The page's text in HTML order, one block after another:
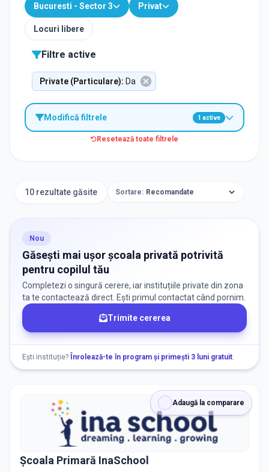
Bucuresti - Sector 3 Privat
Locuri libere
Filtre active
Private (Particulare): Da
Modifică filtrele 1 active
Resetează toate filtrele
Nu există informații despre locuri libere
Nu există informații despre job-uri
PRIVAT / DE STAT
10 rezultate găsite Sortare:
Nou
Găsești mai ușor școala privată potrivită
pentru copilul tău
Completezi o singură cerere, iar instituțiile private din zona
ta te contactează direct. Ești primul contactat când pornim.
Trimite cererea
Ești instituție? Înrolează-te în program și primești 3 luni gratuit.
Adaugă la comparare
Școala Primară InaSchool